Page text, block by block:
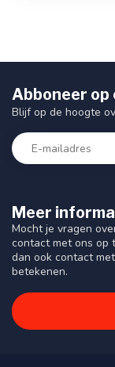
Meer
Mocht je vragen
contact met ons op
dan ook contact
betekenen.
Abboneer
Blijf op de hoogte